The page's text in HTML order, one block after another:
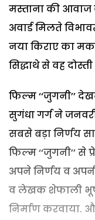
मस्ताना की आवाज
अवार्ड मिलते
नया किराए का
सिद्धाथे से वह
फिल्म ‘‘जुगनी’’
सुगंधा गर्ग ने
सबसे बड़ा निर्णय
फिल्म ‘‘जुगनी’’ से
अपने निर्णय व
व लेखक शेफाली
निर्माण करवाया.